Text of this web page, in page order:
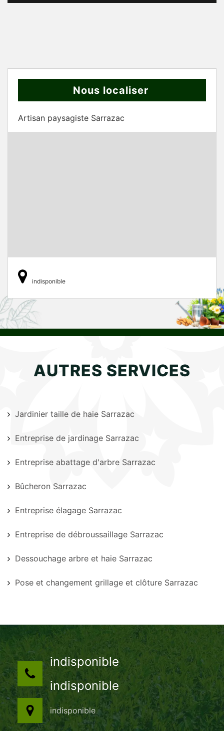
Nous localiser
Artisan paysagiste Sarrazac
indisponible
AUTRES SERVICES
Jardinier taille de haie Sarrazac
Entreprise de jardinage Sarrazac
Entreprise abattage d'arbre Sarrazac
Bûcheron Sarrazac
Entreprise élagage Sarrazac
Entreprise de débroussaillage Sarrazac
Dessouchage arbre et haie Sarrazac
Pose et changement grillage et clôture Sarrazac
indisponible
indisponible
indisponible